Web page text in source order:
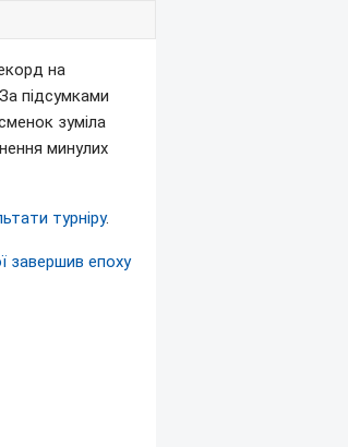
на
підсумками
зуміла
минулих
турніру.
завершив епоху